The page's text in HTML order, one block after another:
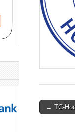
Post← TC-